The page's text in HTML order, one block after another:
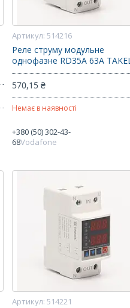
514216
Реле струму модульне
однофазне RD35A 63А TAKEL
570,15 ₴
Немає в наявності
+380 (50) 302-43-
68Vodafone
514221